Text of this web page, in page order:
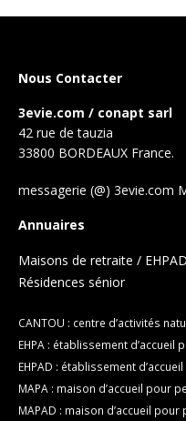
Nous Contacter
3evie.com / conapt sarl
42 rue de tauzia
33800 BORDEAUX France.
messagerie (@) 3evie.com
Annuaires
Maisons de retraite / EHPAD
Résidences sénior
CANTOU : centre d’activités
EHPA : établissement d’accueil
EHPAD : établissement
MAPA : maison d’accueil pour
MAPAD : maison d’accueil